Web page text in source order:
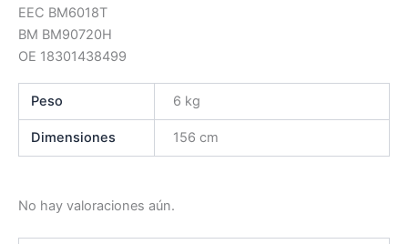
EEC BM6018T
BM BM90720H
OE 18301438499
Peso 6 kg
Dimensiones 156 cm
No hay valoraciones aún.